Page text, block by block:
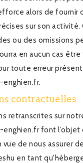
alors de fournir
sur son activité.
ou des omissions
en aucun cas
toute erreur
enghien.fr.
contractuelles
retranscrites sur
enghien.fr font l’objet
de nous assurer
en tant